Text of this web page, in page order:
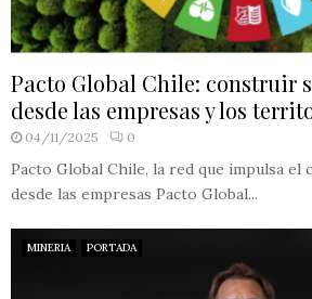
Pacto Global Chile: construir
desde las empresas y los
04/11/2025 0
Pacto Global Chile, la red que impulsa el
desde las empresas Pacto Global...
MINERIA PORTADA